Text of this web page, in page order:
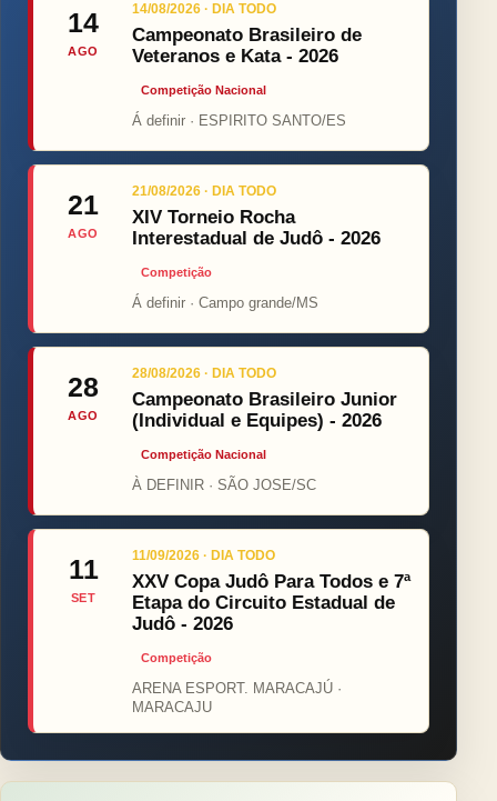
14
AGO
14/08/2026 · DIA TODO
Campeonato Brasileiro de
Veteranos e Kata - 2026
Competição Nacional
Á definir · ESPIRITO SANTO/ES
21
AGO
21/08/2026 · DIA TODO
XIV Torneio Rocha
Interestadual de Judô - 2026
Competição
Á definir · Campo grande/MS
28
AGO
28/08/2026 · DIA TODO
Campeonato Brasileiro Junior
(Individual e Equipes) - 2026
Competição Nacional
À DEFINIR · SÃO JOSE/SC
11
SET
11/09/2026 · DIA TODO
XXV Copa Judô Para Todos e 7ª
Etapa do Circuito Estadual de
Judô - 2026
Competição
ARENA ESPORT. MARACAJÚ ·
MARACAJU